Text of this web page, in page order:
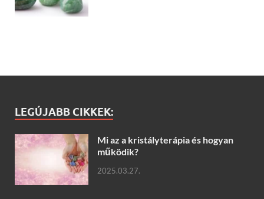
LEGÚJABB CIKKEK:
Mi az a kristályterápia és hogyan
működik?
2025.03.27.